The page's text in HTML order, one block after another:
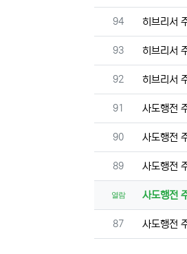
번호
94 히브리서
번호
93 히브리서
번호
92 히브리서
번호
91 사도행전
번호
90 사도행전
번호
89 사도행전
열람 사도행전
번호
87 사도행전